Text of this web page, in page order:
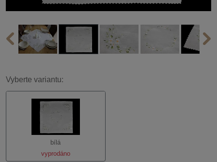
Vyberte variantu:
bílá
vyprodáno